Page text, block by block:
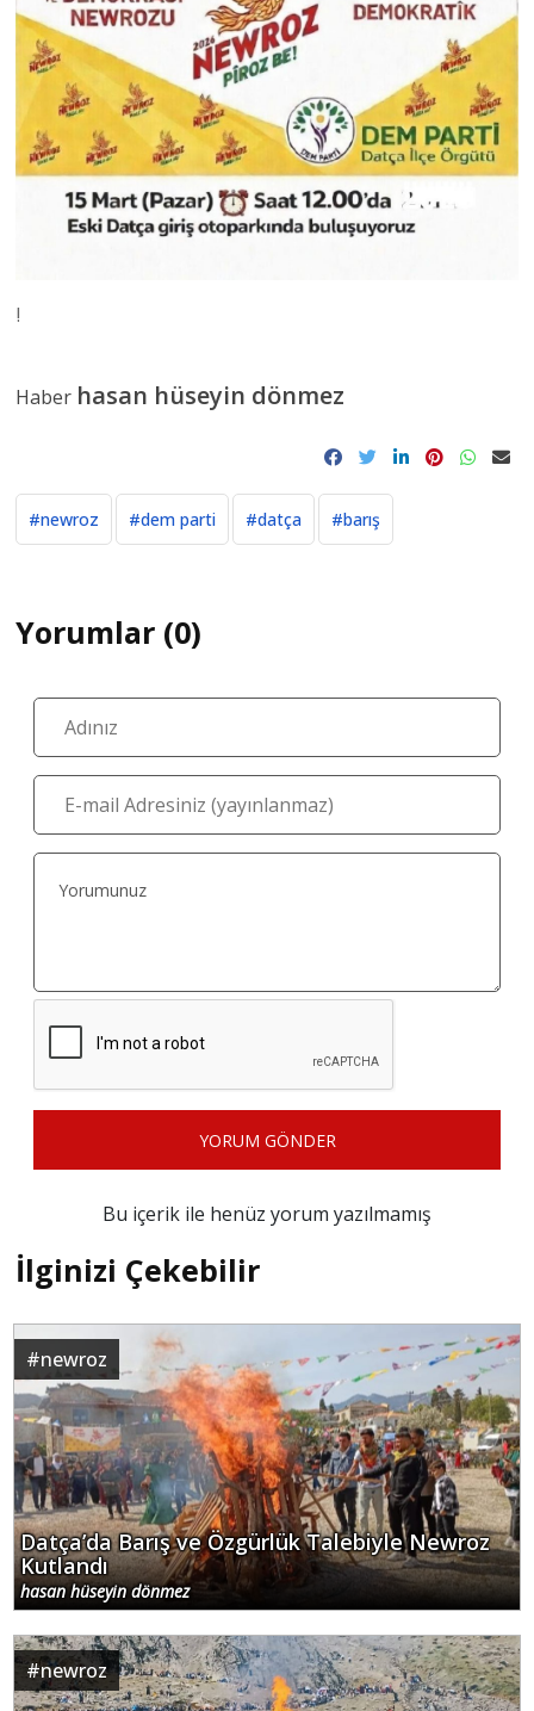
!
Haber hasan hüseyin dönmez
#newroz #dem parti #datça #barış
Yorumlar (0)
YORUM GÖNDER
Bu içerik ile henüz yorum yazılmamış
İlginizi Çekebilir
#newroz
Datça’da Barış ve Özgürlük Talebiyle Newroz
Kutlandı
hasan hüseyin dönmez
#newroz